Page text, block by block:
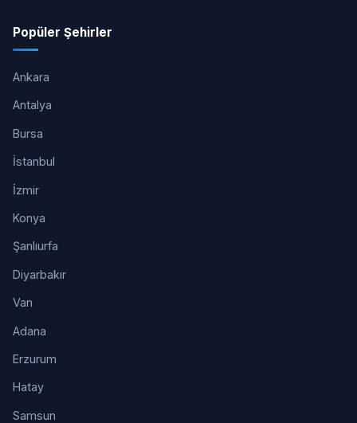
Popüler Şehirler
Ankara
Antalya
Bursa
İstanbul
İzmir
Konya
Şanlıurfa
Diyarbakır
Van
Adana
Erzurum
Hatay
Samsun